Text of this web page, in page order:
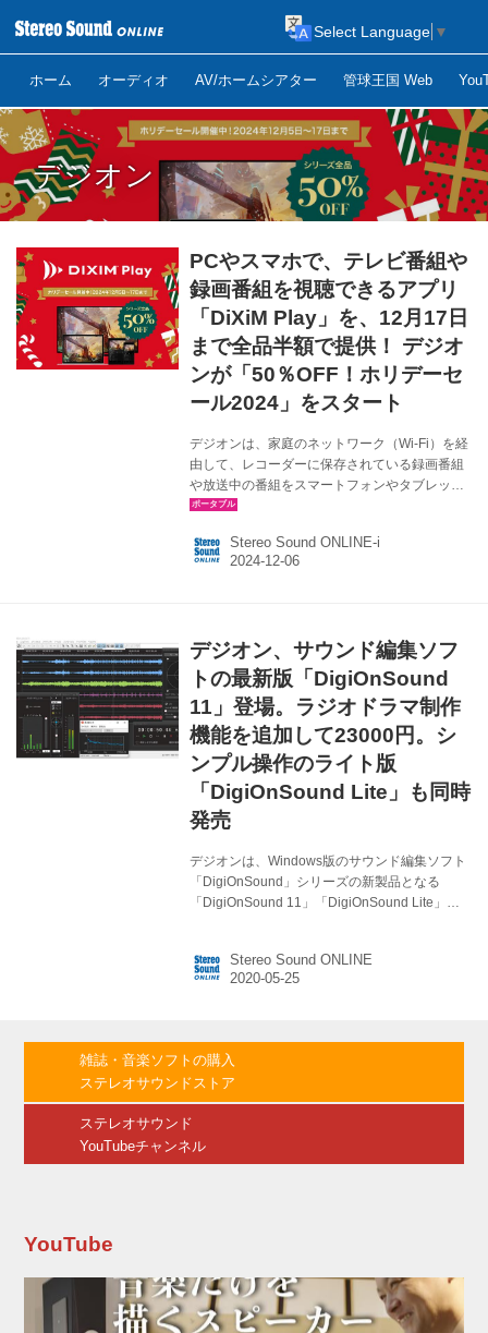
ホーム オーディオ AV/ホームシアター 管球王国 Web
Select Language ▼
デジオン
PCやスマホで、テレビ番組や
録画番組を視聴できるアプリ
「DiXiM Play」を、12月17日
まで全品半額で提供！ デジオ
ンが「50％OFF！ホリデーセ
ール2024」をスタート
デジオンは、家庭のネットワーク（Wi-Fi）を経
由して、レコーダーに保存されている録画番組
や放送中の番組をスマートフォンやタブレッ
ト、パソコンで視聴できるDTCP-IP対応のネッ
ーズ全商品について、2024年12月5日（木）〜
17日（火）の期間、ライセンスを定価の50％割
では、放送中の番組のチャンネル表示/非表示を
設定できる機能や、リモート視聴時のピク...
Stereo Sound ONLINE-i
デジオン、サウンド編集ソフ
トの最新版「DigiOnSound
11」登場。ラジオドラマ制作
機能を追加して23000円。シ
ンプル操作のライト版
「DigiOnSound Lite」も同時
発売
デジオンは、Windows版のサウンド編集ソフト
「DigiOnSound」シリーズの新製品となる
「DigiOnSound 11」「DigiOnSound Lite」の
￥1,300（税別）。なお、DigiOnSound 11につ
いては、5月31日までの購入で、発売記念キャ
する機能を追加。ラジオ制作現場等で使えるよ
う、編集から完パケ...
Stereo Sound ONLINE
雑誌・音楽ソフトの購入
ステレオサウンドストア
ステレオサウンド
YouTubeチャンネル
YouTube